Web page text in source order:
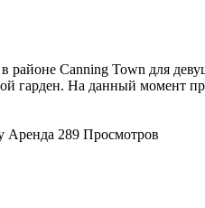
районе Canning Town для
гарден. На данный момент
Аренда 289 Просмотров